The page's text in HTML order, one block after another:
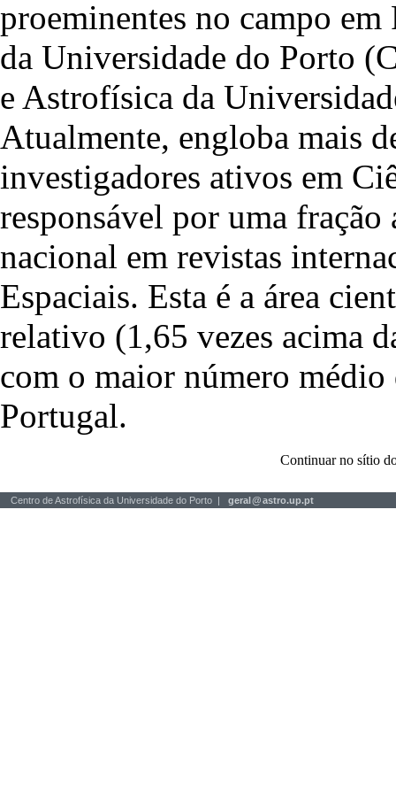
proeminentes no campo
da Universidade do Porto
e Astrofísica da
Atualmente, engloba mais
investigadores ativos em
responsável por uma
nacional em revistas
Espaciais. Esta é a área
relativo (1,65 vezes acima
com o maior número
Portugal.
Continuar no sítio
Centro de Astrofísica da Universidade do Porto | geral@astro.up.pt